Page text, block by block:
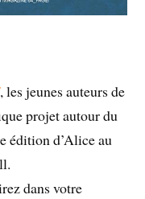
, les jeunes auteurs de
projet autour du
édition d’Alice au
dans votre